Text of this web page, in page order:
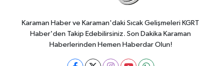
Karaman Haber ve Karaman'daki Sıcak Gelişmeleri KGRT
Haber'den Takip Edebilirsiniz. Son Dakika Karaman
Haberlerinden Hemen Haberdar Olun!